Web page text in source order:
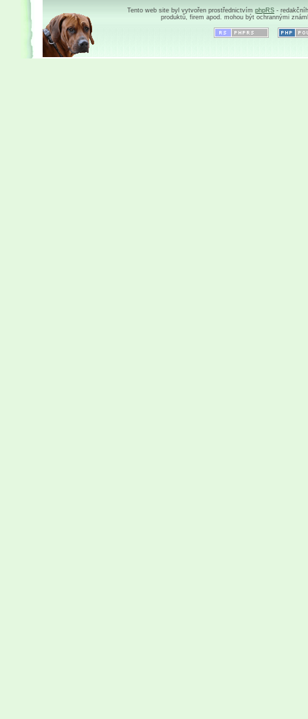
Tento web site byl vytvořen prostřednictvím phpRS -
produktů, firem apod. mohou být ochrannými